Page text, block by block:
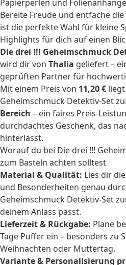
Papierperlen und
Bereite Freude und entfache
ist die perfekte Wahl für kleine
Highlights für dich auf einen
Die drei !!! Geheimschmuck
wird dir von Thalia geliefert –
geprüften Partner für
Mit einem Preis von 11,20 €
Geheimschmuck Detektiv-Set
Bereich – ein faires Preis-
durchdachtes Geschenk, das
hinterlässt.
Worauf du bei Die drei !!!
zum Basteln achten solltest
Material & Qualität: Lies dir
und Besonderheiten genau
Geheimschmuck Detektiv-Set
deinem Anlass passt.
Lieferzeit & Rückgabe: Plane
Tage Puffer ein – besonders zu
Weihnachten oder Muttertag.
Variante & Personalisierung